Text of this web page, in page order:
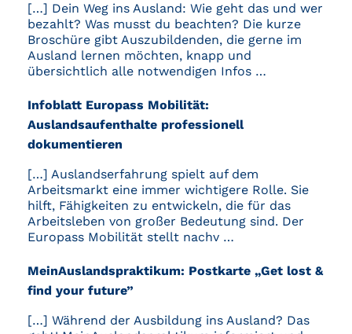
[…] Dein Weg ins Ausland: Wie geht das und wer
bezahlt? Was musst du beachten? Die kurze
Broschüre gibt Auszubildenden, die gerne im
Ausland lernen möchten, knapp und
übersichtlich alle notwendigen Infos …
Infoblatt Europass Mobilität:
Auslandsaufenthalte professionell
dokumentieren
[…] Auslandserfahrung spielt auf dem
Arbeitsmarkt eine immer wichtigere Rolle. Sie
hilft, Fähigkeiten zu entwickeln, die für das
Arbeitsleben von großer Bedeutung sind. Der
Europass Mobilität stellt nachv …
MeinAuslandspraktikum: Postkarte „Get lost &
find your future”
[…] Während der Ausbildung ins Ausland? Das